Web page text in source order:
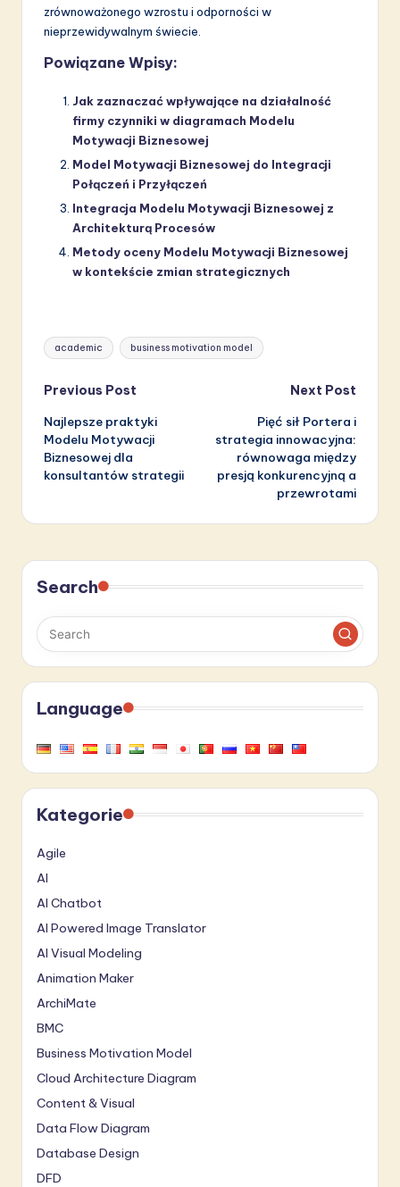
zrównoważonego wzrostu i odporności w
nieprzewidywalnym świecie.
Powiązane Wpisy:
Jak zaznaczać wpływające na działalność
firmy czynniki w diagramach Modelu
Motywacji Biznesowej
Model Motywacji Biznesowej do Integracji
Połączeń i Przyłączeń
Integracja Modelu Motywacji Biznesowej z
Architekturą Procesów
Metody oceny Modelu Motywacji Biznesowej
w kontekście zmian strategicznych
Tags:
academic business motivation model
Post
navigation
Previous Post
Najlepsze praktyki
Modelu Motywacji
Biznesowej dla
konsultantów strategii
Next Post
Pięć sił Portera i
strategia innowacyjna:
równowaga między
presją konkurencyjną a
przewrotami
Search
Language
Kategorie
Agile
AI
AI Chatbot
AI Powered Image Translator
AI Visual Modeling
Animation Maker
ArchiMate
BMC
Business Motivation Model
Cloud Architecture Diagram
Content & Visual
Data Flow Diagram
Database Design
DFD